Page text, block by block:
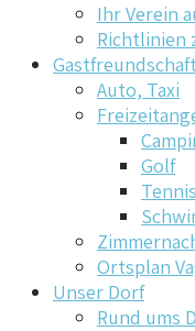
Ihr Verein
Richtlinien
Gastfreundschaft
Auto, Taxi
Golf
Ortsplan
Unser Dorf
Rund ums